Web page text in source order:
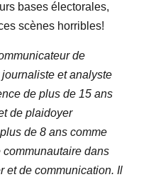
bases électorales,
scènes horribles!
de
et analyste
de plus de 15 ans
de plaidoyer
de 8 ans comme
dans
et de communication. Il